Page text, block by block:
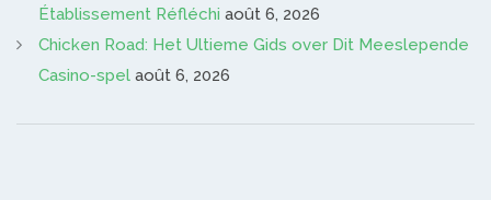
Établissement Réfléchi août 6, 2026
Chicken Road: Het Ultieme Gids over Dit Meeslepende
Casino-spel août 6, 2026